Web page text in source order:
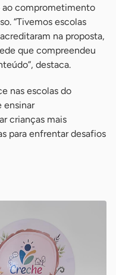
ao comprometimento
“Tivemos escolas
na proposta,
que compreendeu
destaca.
nas escolas do
ensinar
crianças mais
para enfrentar desafios